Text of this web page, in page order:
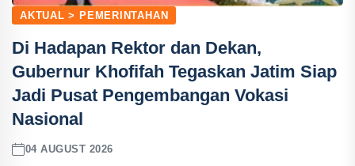
AKTUAL > PEMERINTAHAN
Di Hadapan Rektor dan Dekan,
Gubernur Khofifah Tegaskan Jatim Siap
Jadi Pusat Pengembangan Vokasi
Nasional
04 AUGUST 2026